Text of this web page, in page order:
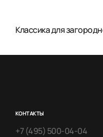
Классика для
КОНТАКТЫ
+7 (495) 500-04-04